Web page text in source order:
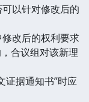
以针对修改后的
改后的权利要求
合议组对该新理
证据通知书”时应